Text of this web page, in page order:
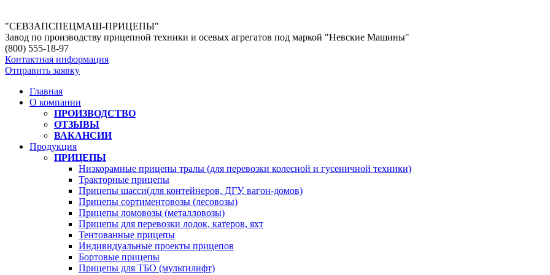
"СЕВЗАПСПЕЦМАШ-ПРИЦЕПЫ"
Завод по производству прицепной техники и осевых агрегатов под маркой "Невские Машины"
(800) 555-18-97
Контактная информация
Отправить заявку
Главная
О компании
ПРОИЗВОДСТВО
ОТЗЫВЫ
ВАКАНСИИ
Продукция
ПРИЦЕПЫ
Низкорамные прицепы тралы (для перевозки колесной и гусеничной техники)
Тракторные прицепы
Прицепы шасси(для контейнеров, ДГУ, вагон-домов)
Прицепы сортиментовозы (лесовозы)
Прицепы ломовозы (металловозы)
Прицепы для перевозки лодок, катеров, яхт
Тентованные прицепы
Индивидуальные проекты прицепов
Бортовые прицепы
Прицепы для ТБО (мультилифт)